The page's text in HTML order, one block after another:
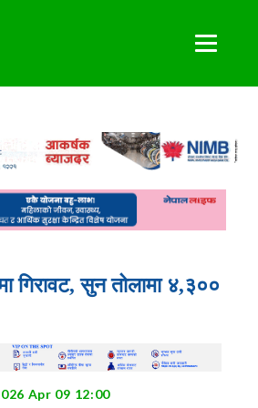
गिरावट, सुन तोलामा ४,३००
Apr 09 12:00